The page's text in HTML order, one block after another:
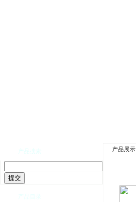
产品搜索
产品目录
产品展示